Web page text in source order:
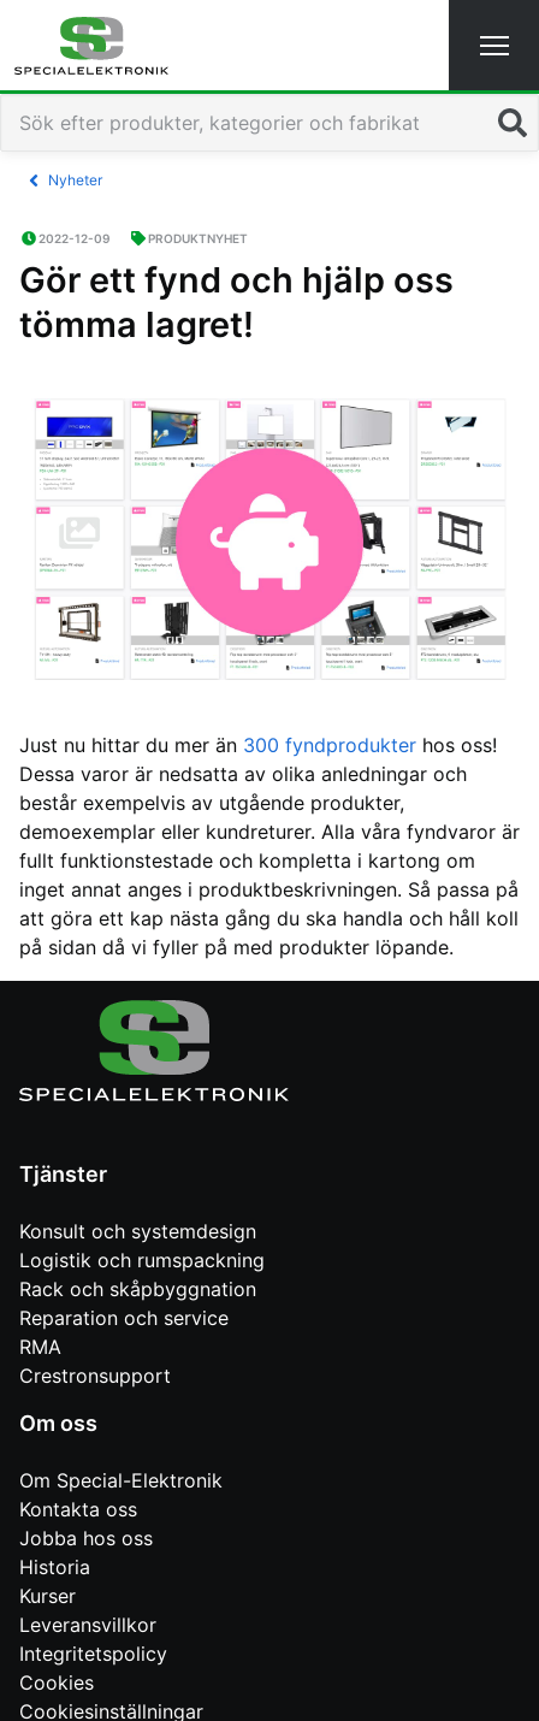
Sök
Nyheter
2022-12-09 PRODUKTNYHET
Gör ett fynd och hjälp oss
tömma lagret!
Just nu hittar du mer än 300 fyndprodukter hos oss!
Dessa varor är nedsatta av olika anledningar och
består exempelvis av utgående produkter,
demoexemplar eller kundreturer. Alla våra fyndvaror är
fullt funktionstestade och kompletta i kartong om
inget annat anges i produktbeskrivningen. Så passa på
att göra ett kap nästa gång du ska handla och håll koll
på sidan då vi fyller på med produkter löpande.
Tjänster
Konsult och systemdesign
Logistik och rumspackning
Rack och skåpbyggnation
Reparation och service
RMA
Crestronsupport
Om oss
Om Special-Elektronik
Kontakta oss
Jobba hos oss
Historia
Kurser
Leveransvillkor
Integritetspolicy
Cookies
Cookiesinställningar